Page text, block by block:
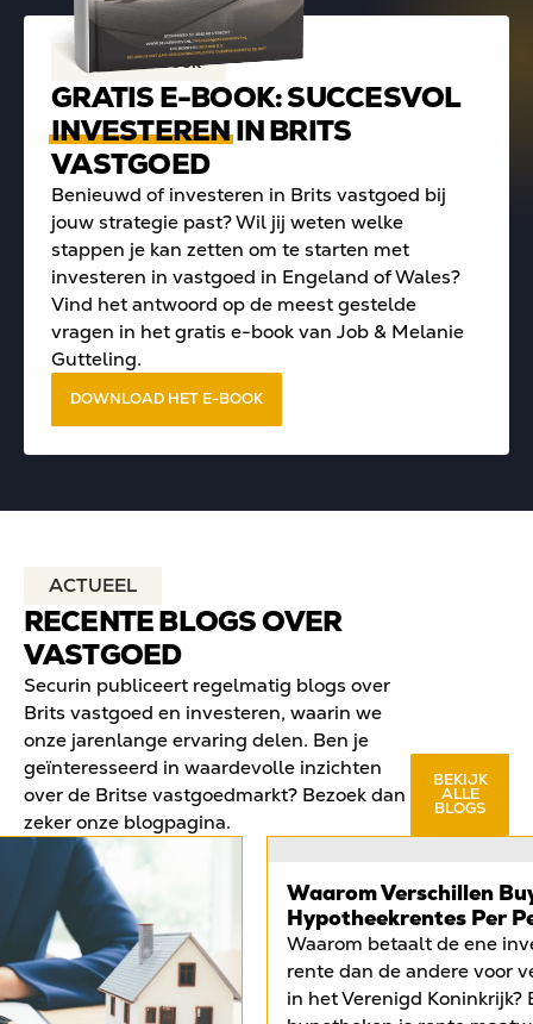
Gratis e-book
GRATIS E-BOOK: SUCCESVOL
INVESTERENIN BRITS
VASTGOED
Benieuwd of investeren in Brits vastgoed bij
jouw strategie past? Wil jij weten welke
stappen je kan zetten om te starten met
investeren in vastgoed in Engeland of Wales?
Vind het antwoord op de meest gestelde
vragen in het gratis e-book van Job & Melanie
Gutteling.
DOWNLOAD HET E-BOOK
ACTUEEL
RECENTE BLOGS OVER
VASTGOED
Securin publiceert regelmatig blogs over
Brits vastgoed en investeren, waarin we
onze jarenlange ervaring delen. Ben je
geïnteresseerd in waardevolle inzichten
over de Britse vastgoedmarkt? Bezoek dan
zeker onze blogpagina.
BEKIJK
ALLE
BLOGS
Waarom Verschillen
Hypotheekrentes Per
Waarom betaalt de ene
rente dan de andere voor
in het Verenigd